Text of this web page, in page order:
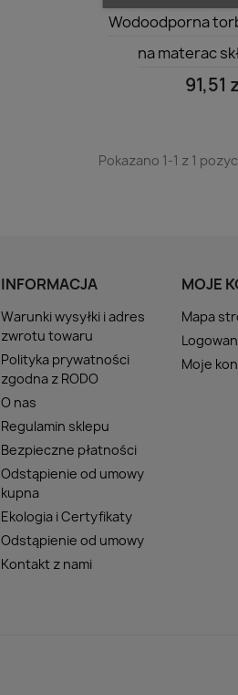
Szybki
Wodoodporna
na materac
91,51
Pokazano 1-1 z 1
INFORMACJA
Warunki wysyłki i adres
zwrotu towaru
Polityka prywatności
zgodna z RODO
O nas
Regulamin sklepu
Bezpieczne płatności
Odstąpienie od umowy
kupna
Ekologia i Certyfikaty
Odstąpienie od umowy
Kontakt z nami
MOJE
Mapa
Moje